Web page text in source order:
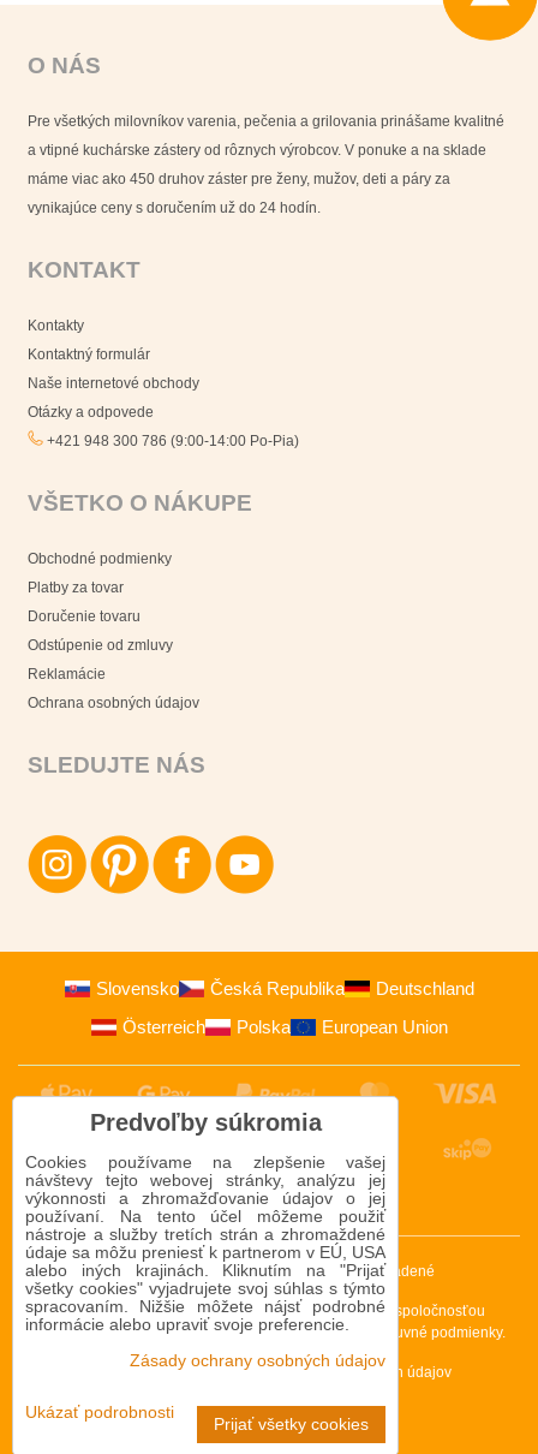
O NÁS
Pre všetkých milovníkov varenia, pečenia a grilovania prinášame kvalitné
a vtipné kuchárske zástery od rôznych výrobcov. V ponuke a na sklade
máme viac ako 450 druhov záster pre ženy, mužov, deti a páry za
vynikajúce ceny s doručením už do 24 hodín.
KONTAKT
Kontakty
Kontaktný formulár
Naše internetové obchody
Otázky a odpovede
+421 948 300 786 (9:00-14:00 Po-Pia)
VŠETKO O NÁKUPE
Obchodné podmienky
Platby za tovar
Doručenie tovaru
Odstúpenie od zmluvy
Reklamácie
Ochrana osobných údajov
SLEDUJTE NÁS
Slovensko Česká Republika
Deutschland
Österreich
Polska European Union
2009-2026 © Bomba s.r.o.Všetky práva vyhradené
Táto stránka je chránená programom reCAPTCHA a spoločnosťou
Google. PlatiaPravidlá ochrany osobných údajov Zmluvné podmienky.
Predvoľby súkromia
Zásady ochrany osobných údajov
Vytvorené pomocou:BiznisWeb.sk
Predvoľby súkromia
Cookies používame na zlepšenie vašej
návštevy tejto webovej stránky, analýzu jej
výkonnosti a zhromažďovanie údajov o jej
používaní. Na tento účel môžeme použiť
nástroje a služby tretích strán a zhromaždené
údaje sa môžu preniesť k partnerom v EÚ, USA
alebo iných krajinách. Kliknutím na "Prijať
všetky cookies" vyjadrujete svoj súhlas s týmto
spracovaním. Nižšie môžete nájsť podrobné
informácie alebo upraviť svoje preferencie.
Zásady ochrany osobných údajov
Ukázať podrobnosti
Prijať všetky cookies